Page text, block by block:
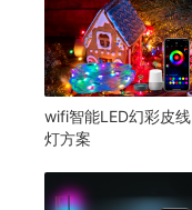
wifi智能LED幻彩皮线
灯方案